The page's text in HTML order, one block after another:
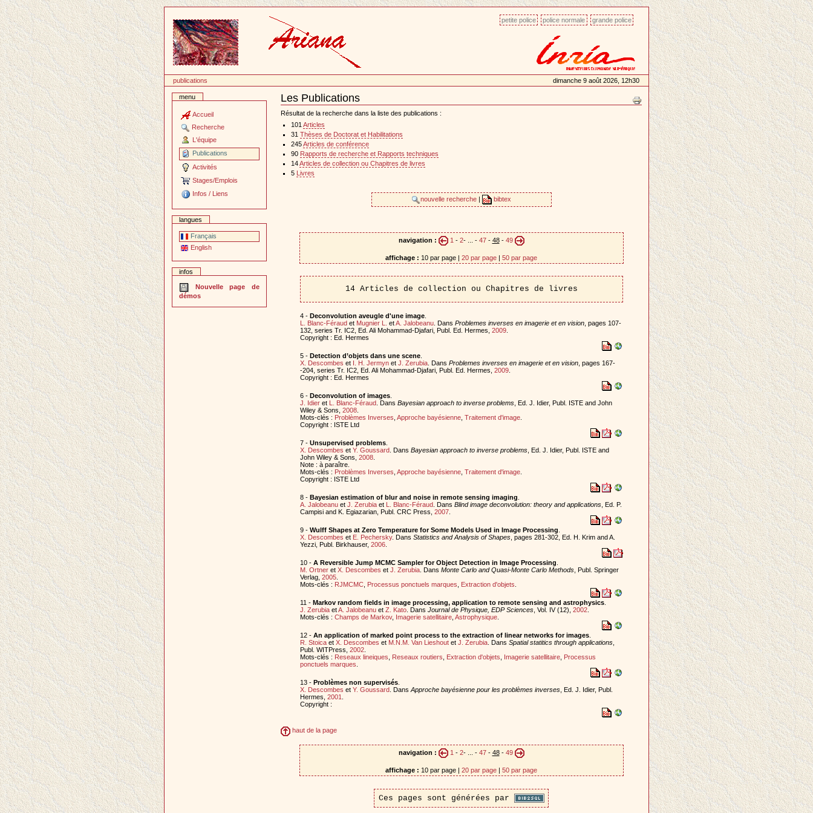
contenu
petite police police normale grande police
publications dimanche 9 août 2026, 12h30
menu
Accueil
Recherche
L'équipe
Publications
Activités
Stages/Emplois
Infos / Liens
langues
Français
English
infos
Nouvelle page de
démos
Les Publications
Document
Actions
Résultat de la recherche dans la liste des publications :
101 Articles
31 Thèses de Doctorat et Habilitations
245Articles de conférence
90 Rapports de recherche et Rapports techniques
14Articles de collection ou Chapitres de livres
5
Livres
nouvelle recherche bibtex
navigation : 1 - 2- ... - 47- 48- 49
affichage : 10 par page | 20 par page | 50 par page
14 Articles de collection ou Chapitres de livres
4 - Deconvolution aveugle d'une image.
L. Blanc-Féraudet Mugnier L. etA. Jalobeanu. Dans Problemes inverses en imagerie et en vision, pages 107-
132, series Tr. IC2, Ed. Ali Mohammad-Djafari, Publ. Ed. Hermes, 2009.
Copyright : Ed. Hermes
5 - Detection d’objets dans une scene.
X. Descombes et I. H. Jermynet J. Zerubia. Dans Problemes inverses en imagerie et en vision, pages 167-
-204, series Tr. IC2, Ed. Ali Mohammad-Djafari, Publ. Ed. Hermes, 2009.
Copyright : Ed. Hermes
6 - Deconvolution of images.
J. Idieret L. Blanc-Féraud. Dans Bayesian approach to inverse problems, Ed. J. Idier, Publ. ISTE and John
Wiley & Sons, 2008.
Mots-clés : Problèmes Inverses Approche bayésienne, Traitement d'image.
Copyright : ISTE Ltd
7 - Unsupervised problems.
X. Descombes et Y. Goussard. Dans Bayesian approach to inverse problems, Ed. J. Idier, Publ. ISTE and
John Wiley & Sons, 2008.
Note : à paraître.
Mots-clés : Problèmes Inverses Approche bayésienne, Traitement d'image.
Copyright : ISTE Ltd
8 - Bayesian estimation of blur and noise in remote sensing imaging
A. Jalobeanuet J. Zerubiaet L. Blanc-Féraud. Dans Blind image deconvolution: theory and applications, Ed. P.
Campisi and K. Egiazarian, Publ. CRC Press, 2007.
9 - Wulff Shapes at Zero Temperature for Some Models Used in Image Processing
X. Descombes et E. Pechersky. Dans Statistics and Analysis of Shapes, pages 281-302, Ed. H. Krim and A.
Yezzi, Publ. Birkhauser, 2006.
10 - A Reversible Jump MCMC Sampler for Object Detection in Image Processing
M. Ortneret X. Descombes et J. Zerubia. Dans Monte Carlo and Quasi-Monte Carlo Methods, Publ. Springer
Verlag, 2005.
Mots-clés : RJMCMC, Processus ponctuels marques Extraction d'objets
11 - Markov random fields in image processing, application to remote sensing and astrophysics.
J. ZerubiaetA. Jalobeanuet Z. Kato. Dans Journal de Physique, EDP Sciences, Vol. IV (12), 2002.
Mots-clés : Champs de Markov, Imagerie satellitaire, Astrophysique.
12 - An application of marked point process to the extraction of linear networks for images.
R. Stoicaet X. Descombes et M.N.M. Van Lieshoutet J. Zerubia. Dans Spatial statitics through applications,
Publ. WITPress, 2002.
Mots-clés : Reseaux lineiques Reseaux routiers Extraction d'objets Imagerie satellitaire, Processus
ponctuels marques
13 - Problèmes non supervisés.
X. Descombes et Y. Goussard. Dans Approche bayésienne pour les problèmes inverses, Ed. J. Idier, Publ.
Hermes, 2001
Copyright :
haut de la page
navigation : 1 - 2- ... - 47- 48- 49
affichage : 10 par page | 20 par page | 50 par page
Ces pages sont générées par